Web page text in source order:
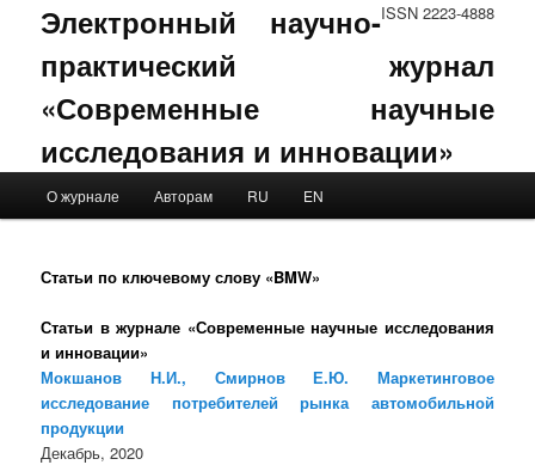
ISSN 2223-4888
Электронный научно-
практический журнал
«Современные научные
исследования и инновации»
Skip to primary content
Skip to secondary content
О журнале Авторам RU EN
Статьи по ключевому слову «BMW»
Статьи в журнале «Современные научные исследования
и инновации»
Мокшанов Н.И., Смирнов Е.Ю. Маркетинговое
исследование потребителей рынка автомобильной
продукции
Декабрь, 2020